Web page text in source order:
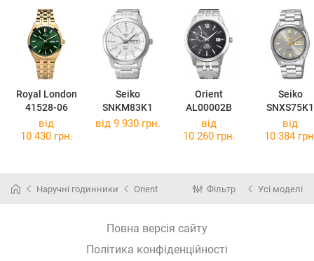
Royal London
41528-06
Seiko
SNKM83K1
Orient
AL00002B
Seiko
SNXS75K1
від
10 430 грн.
від 9 930 грн.
від
10 260 грн.
від
10 384
Наручні годинники Orient Фільтр Усі моделі
Повна версія сайту
Політика конфіденційності